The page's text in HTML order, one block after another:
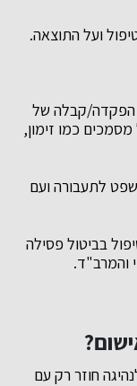
ועל התוצאה.
הפקדה/קבלה של
כמו זימון,
לתעבורה ועם
בביטול פסילה
והמרב"ד.
חוזר רק עם